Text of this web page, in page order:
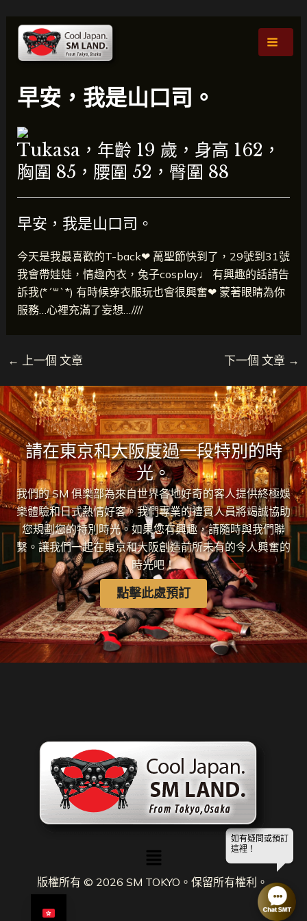
選
早安，我是山口司。
Tukasa，年齡 19 歲，身高 162，
胸圍 85，腰圍 52，臀圍 88
早安，我是山口司。
今天是我最喜歡的T-back❤︎ 萬聖節快到了，29號到31號
我會帶娃娃，情趣內衣，兔子cosplay♩ 有興趣的話請告
訴我(*ˊ꒳ˋ*) 有時候穿衣服玩也會很興奮❤︎ 蒙著眼睛為你
服務…心裡充滿了妄想…////
← 上一個 文章 下一個 文章 →
請在東京和大阪度過一段特別的時
光。
我們的 SM 俱樂部為來自世界各地好奇的客人提供終極娛
樂體驗和日式熱情好客。我們專業的禮賓人員將竭誠協助
您規劃您的特別時光。如果您有興趣，請隨時與我們聯
繫。讓我們一起在東京和大阪創造前所未有的令人興奮的
時光吧！
點擊此處預訂
如有疑問或預訂
這裡！
版權所有 © 2026 SM TOKYO。保留所有權利。.
選
單